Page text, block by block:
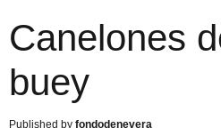
Canelones
buey
fondodenevera